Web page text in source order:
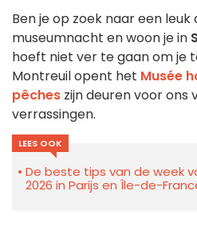
Ben je op zoek naar een leuk
museumnacht en woon je in
hoeft niet ver te gaan om je
Montreuil opent het Musée
pêches zijn deuren voor ons
verrassingen.
LEES OOK
De beste tips van de week
2026 in Parijs en Île-de-